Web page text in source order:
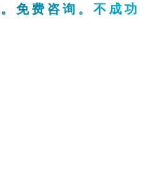
免费咨询。不成功